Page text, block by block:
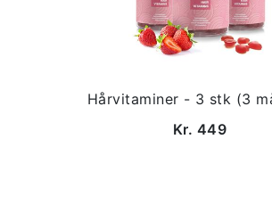
Hårvitaminer - 3 stk (3
Kr. 449